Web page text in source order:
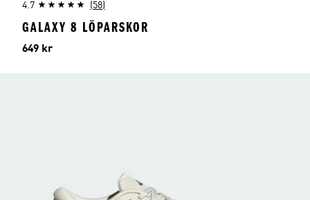
4.7 (58)
GALAXY 8 LÖPARSKOR
Pris
649 kr